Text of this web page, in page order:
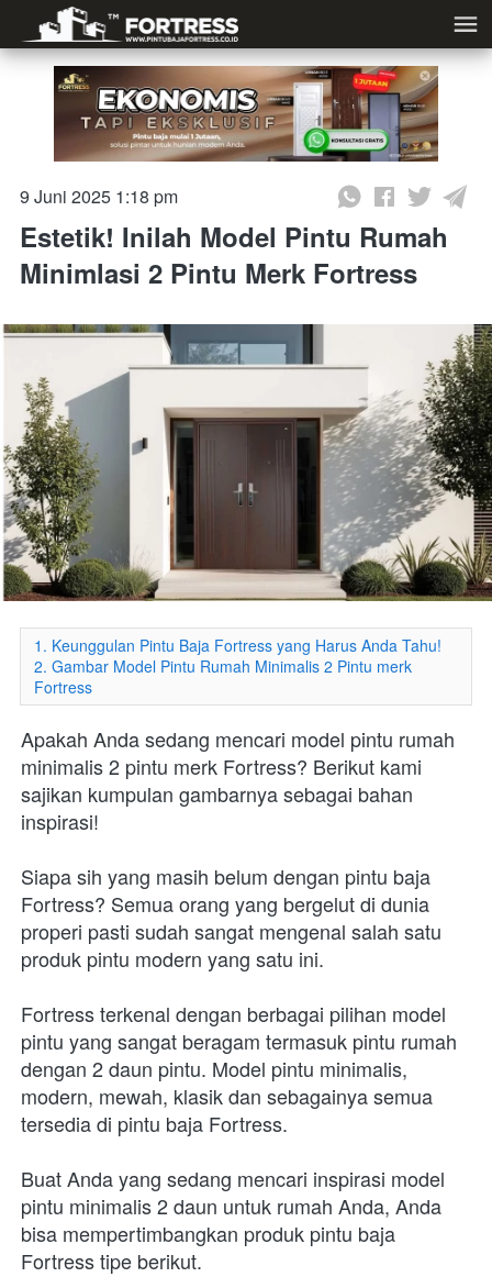
9 Juni 2025 1:18 pm
Estetik! Inilah Model Pintu Rumah
Minimlasi 2 Pintu Merk Fortress
1. Keunggulan Pintu Baja Fortress yang Harus Anda Tahu!
2. Gambar Model Pintu Rumah Minimalis 2 Pintu merk
Fortress
Apakah Anda sedang mencari model pintu rumah
minimalis 2 pintu merk Fortress? Berikut kami
sajikan kumpulan gambarnya sebagai bahan
inspirasi!
Siapa sih yang masih belum dengan pintu baja
Fortress? Semua orang yang bergelut di dunia
properi pasti sudah sangat mengenal salah satu
produk pintu modern yang satu ini.
Fortress terkenal dengan berbagai pilihan model
pintu yang sangat beragam termasuk pintu rumah
dengan 2 daun pintu. Model pintu minimalis,
modern, mewah, klasik dan sebagainya semua
tersedia di pintu baja Fortress.
Buat Anda yang sedang mencari inspirasi model
pintu minimalis 2 daun untuk rumah Anda, Anda
bisa mempertimbangkan produk pintu baja
Fortress tipe berikut.